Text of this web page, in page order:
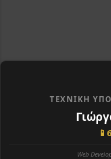
ΤΕΧΝΙΚΉ
📱
Web